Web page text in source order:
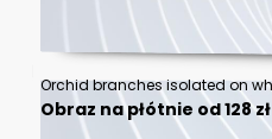
Obraz na płótnie od 128 zł